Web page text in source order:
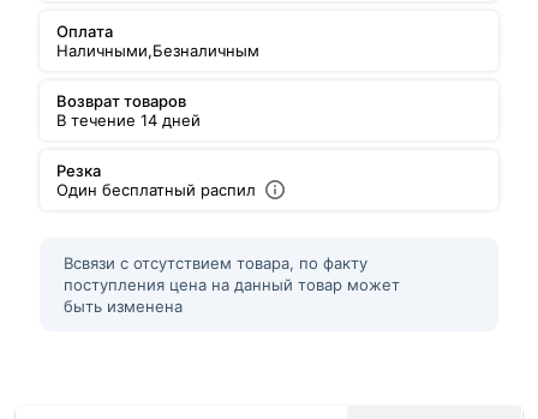
Оплата
Наличными,Безналичным
Возврат товаров
В течение 14 дней
Резка
Один бесплатный распил
Всвязи с отсутствием товара, по факту
поступления цена на данный товар может
быть изменена